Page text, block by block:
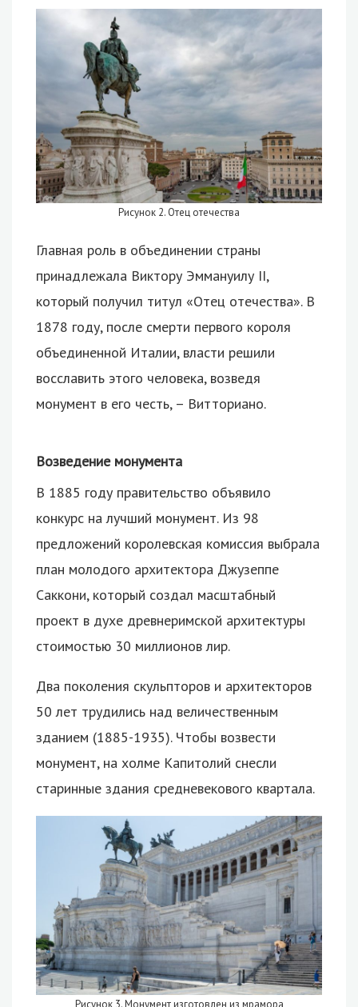
Рисунок 2. Отец отечества
Главная роль в объединении страны
принадлежала Виктору Эммануилу II,
который получил титул «Отец отечества». В
1878 году, после смерти первого короля
объединенной Италии, власти решили
восславить этого человека, возведя
монумент в его честь, – Витториано.
Возведение монумента
В 1885 году правительство объявило
конкурс на лучший монумент. Из 98
предложений королевская комиссия выбрала
план молодого архитектора Джузеппе
Саккони, который создал масштабный
проект в духе древнеримской архитектуры
стоимостью 30 миллионов лир.
Два поколения скульпторов и архитекторов
50 лет трудились над величественным
зданием (1885-1935). Чтобы возвести
монумент, на холме Капитолий снесли
старинные здания средневекового квартала.
Рисунок 3. Монумент изготовлен из мрамора